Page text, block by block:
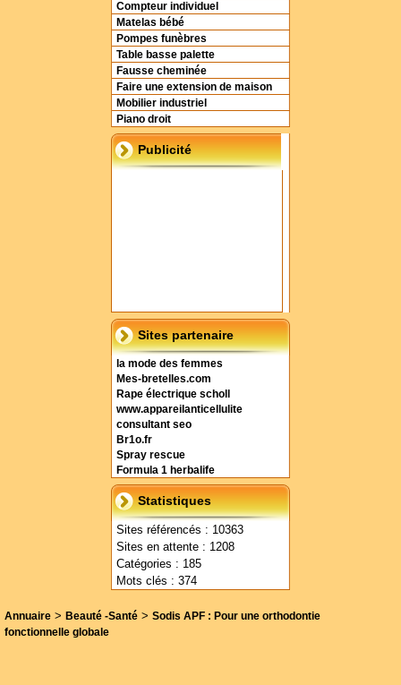
Compteur individuel
Matelas bébé
Pompes funèbres
Table basse palette
Fausse cheminée
Faire une extension de maison
Mobilier industriel
Piano droit
Publicité
Sites partenaire
la mode des femmes
Mes-bretelles.com
Rape électrique scholl
www.appareilanticellulite
consultant seo
Br1o.fr
Spray rescue
Formula 1 herbalife
Statistiques
Sites référencés : 10363
Sites en attente : 1208
Catégories : 185
Mots clés : 374
Annuaire > Beauté -Santé > Sodis APF : Pour une orthodontie
fonctionnelle globale